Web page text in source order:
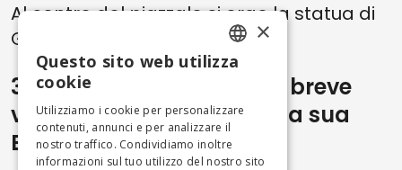
Al centro del piazzale si erge la statua di
Giordano Bruno.
3. Cosa vedere per la tua breve
vacanza a Roma se non la sua
Basilica più importante?
ENGLISH
ITALIAN
×
Questo sito web utilizza
cookie
Utilizziamo i cookie per personalizzare
contenuti, annunci e per analizzare il
nostro traffico. Condividiamo inoltre
informazioni sul tuo utilizzo del nostro sito